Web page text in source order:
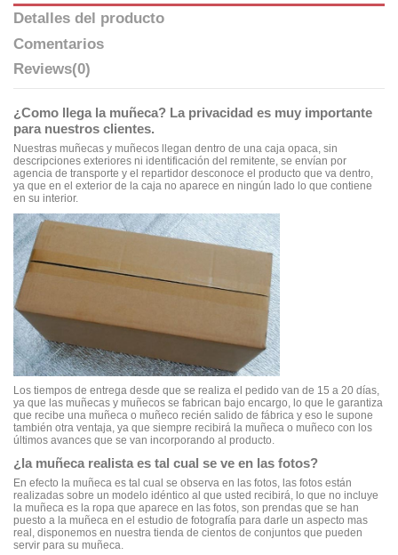
Detalles del producto
Comentarios
Reviews(0)
¿Como llega la muñeca? La privacidad es muy importante
para nuestros clientes.
Nuestras muñecas y muñecos llegan dentro de una caja opaca, sin
descripciones exteriores ni identificación del remitente, se envían por
agencia de transporte y el repartidor desconoce el producto que va dentro,
ya que en el exterior de la caja no aparece en ningún lado lo que contiene
en su interior.
Los tiempos de entrega desde que se realiza el pedido van de 15 a 20 días,
ya que las muñecas y muñecos se fabrican bajo encargo, lo que le garantiza
que recibe una muñeca o muñeco recién salido de fábrica y eso le supone
también otra ventaja, ya que siempre recibirá la muñeca o muñeco con los
últimos avances que se van incorporando al producto.
¿la muñeca realista es tal cual se ve en las fotos?
En efecto la muñeca es tal cual se observa en las fotos, las fotos están
realizadas sobre un modelo idéntico al que usted recibirá, lo que no incluye
la muñeca es la ropa que aparece en las fotos, son prendas que se han
puesto a la muñeca en el estudio de fotografía para darle un aspecto mas
real, disponemos en nuestra tienda de cientos de conjuntos que pueden
servir para su muñeca.